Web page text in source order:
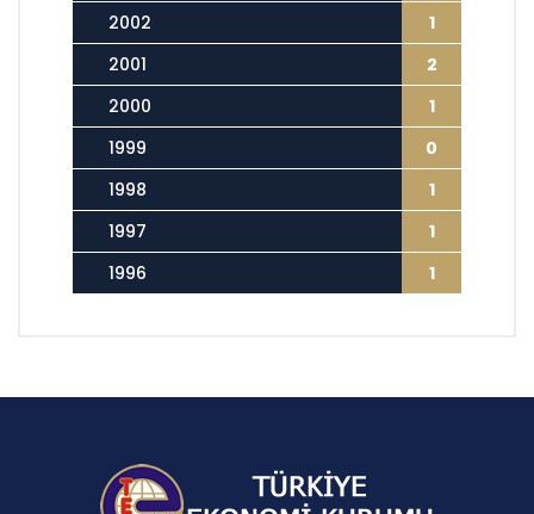
2002
1
2001
2
2000
1
1999
0
1998
1
1997
1
1996
1